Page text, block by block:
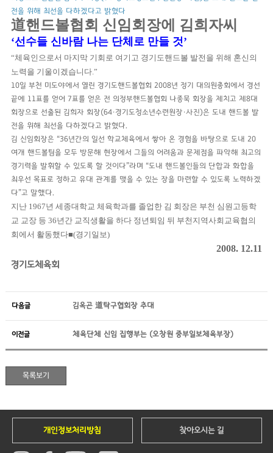
전을 위해 최선을 다하겠다고 밝혔다
道핸드볼협회 신임회장에 김희자씨
‘선수들 신바람 나는 단체로 만들 것’
“체육인으로서 마지막 기회로 여기고 경기도핸드볼 발전을 위해 혼신의
노력을 기울이겠습니다.”
10일 부천 미도야에서 열린 경기도핸드볼협회 2008년 정기 대의원총회에서 경선
끝에 11표를 얻어 7표를 얻은 전 의정부핸드볼협회 나종묵 회장을 제치고 제8대
회장으로 선출된 김희자 회장(64·경기도청소년수련원장·사진)은 도내 핸드볼 발
전을 위해 최선을 다하겠다고 밝혔다.
김 신임회장은 “36년간의 일선 학교체육에서 쌓아 온 경험을 바탕으로 도내 20
여개 핸드볼팀을 모두 방문해 현장에서 그들의 어려움과 문제점을 파악해 최고의
경기력을 발휘할 수 있도록 할 것이다”라며 “도내 핸드볼인들의 단합과 화합을
최우선 목표로 정하고 유대 관계를 맺을 수 있는 장을 마련할 수 있도록 노력하겠
다”고 말했다.
지난 1967년 세종대학교 체육학과를 졸업한 김 회장은 부천 심원고등학
교 교장 등 36년간 교직생활을 하다 정년퇴임 뒤 부천지역사회교육협의
회에서 활동했다■(경기일보)
2008. 12.11
경기도체육회
다음글 김옥곤 道탁구협회장 추대
이전글 체육단체 신임 집행부는 (오창원 중부일보체육부장)
개인정보처리방침 찾아오시는 길